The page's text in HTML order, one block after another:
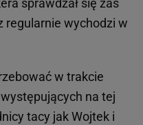
sprawdzał się zaś
regularnie wychodzi w
w trakcie
na tej
tacy jak Wojtek i